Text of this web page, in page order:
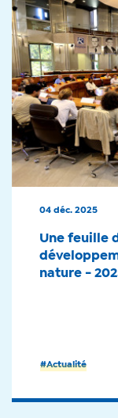
#Actualité
04 déc. 2025
Une feuille
nature -